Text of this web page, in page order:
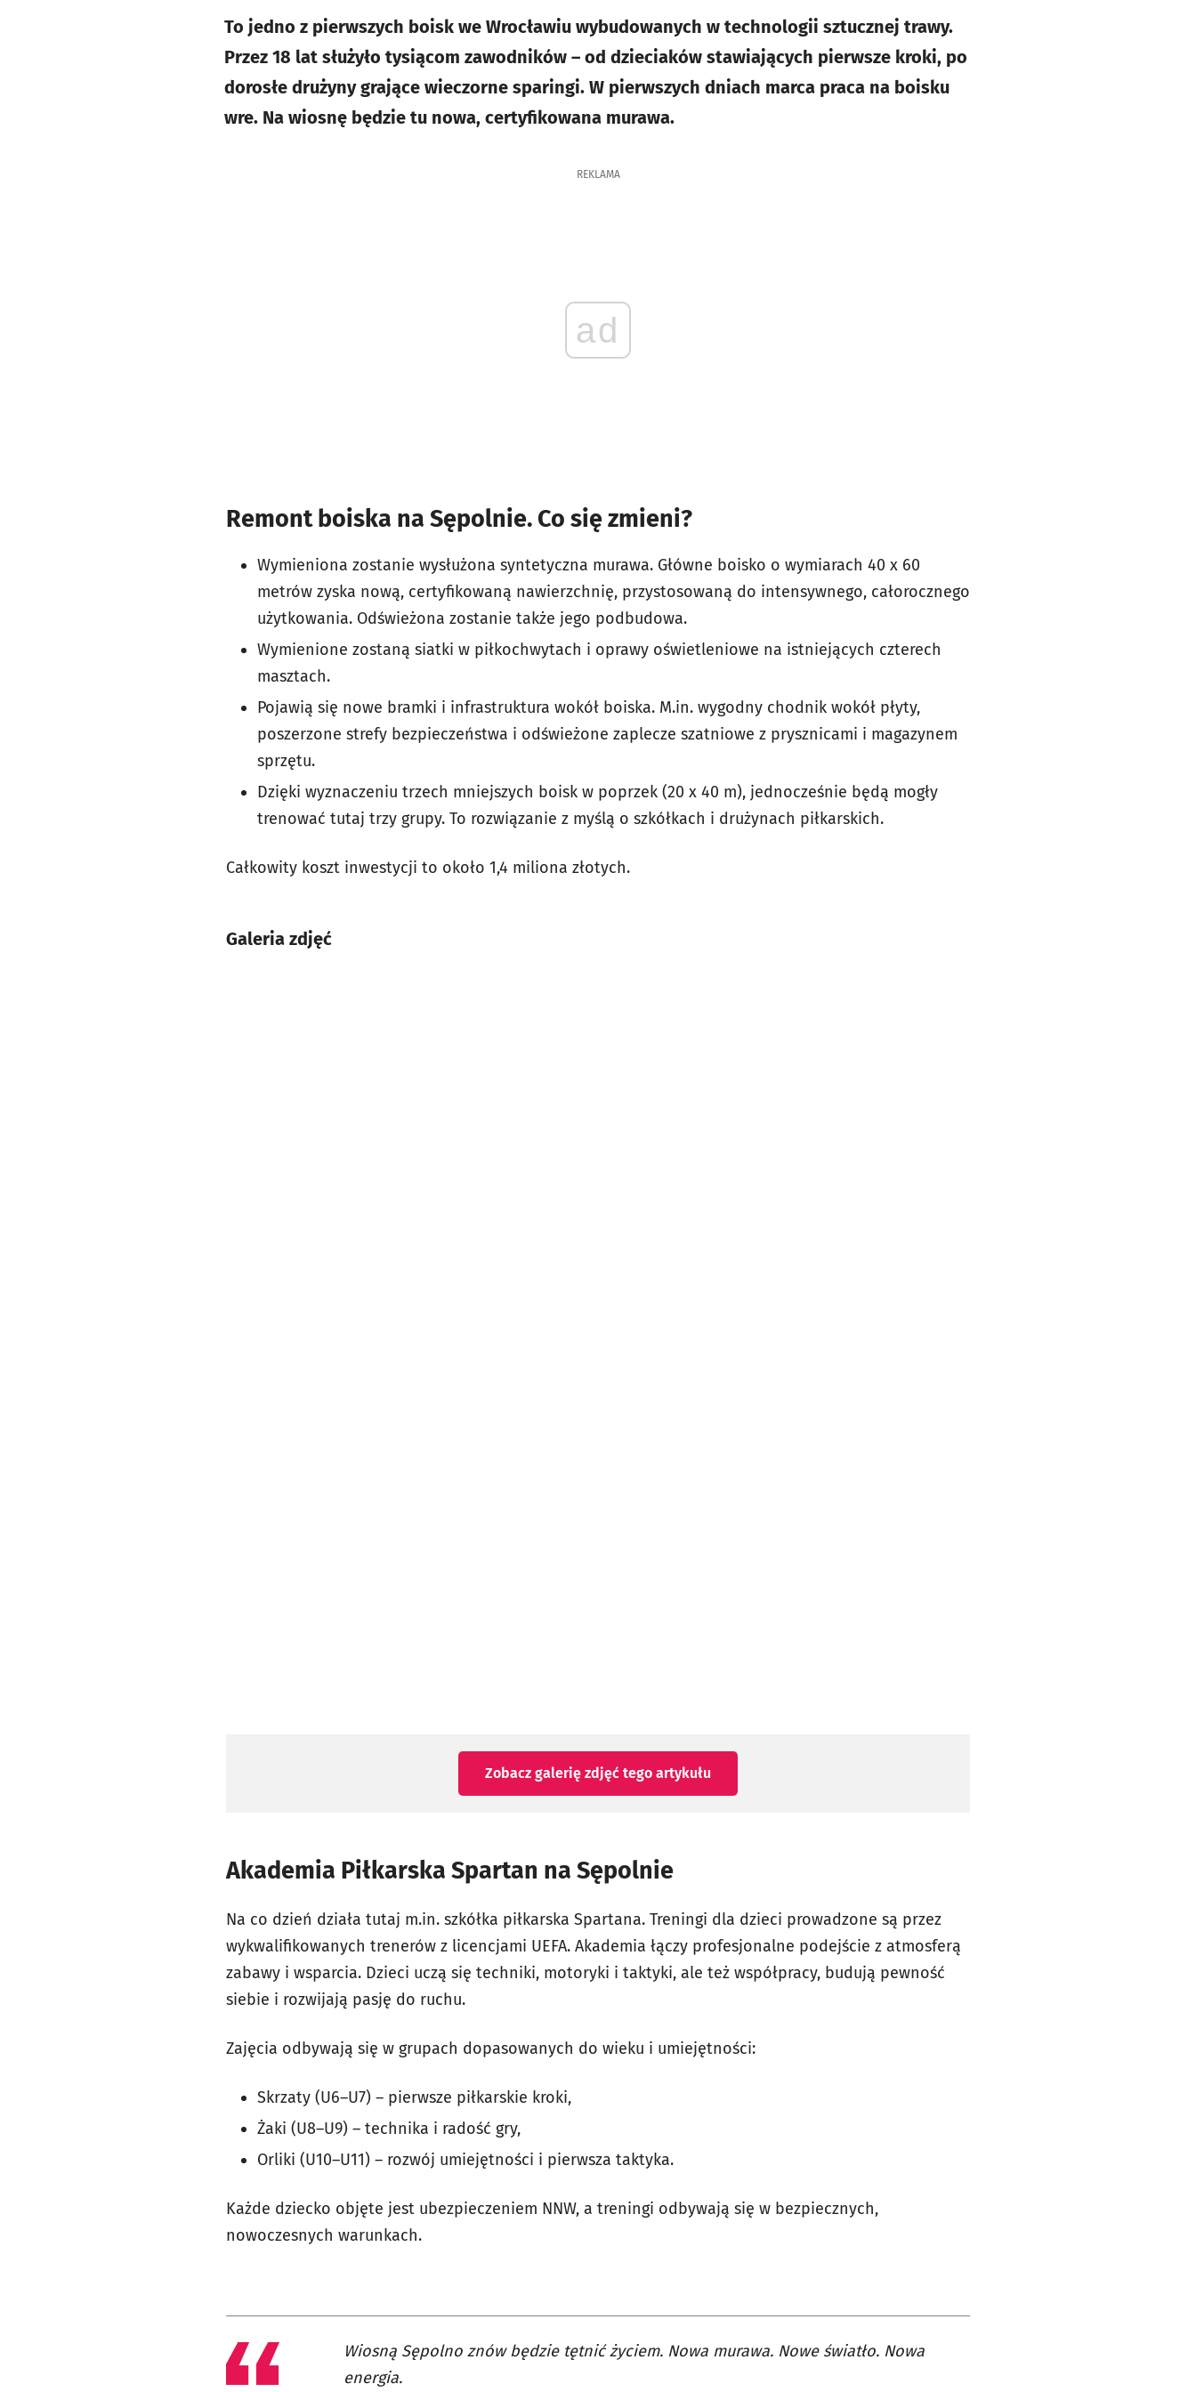
To jedno z pierwszych boisk we Wrocławiu wybudowanych w technologii sztucznej trawy.
Przez 18 lat służyło tysiącom zawodników – od dzieciaków stawiających pierwsze kroki, po
dorosłe drużyny grające wieczorne sparingi. W pierwszych dniach marca praca na boisku
wre. Na wiosnę będzie tu nowa, certyfikowana murawa.
REKLAMA
ad
Remont boiska na Sępolnie. Co się zmieni?
Wymieniona zostanie wysłużona syntetyczna murawa. Główne boisko o wymiarach 40 x 60
metrów zyska nową, certyfikowaną nawierzchnię, przystosowaną do intensywnego, całorocznego
użytkowania. Odświeżona zostanie także jego podbudowa.
Wymienione zostaną siatki w piłkochwytach i oprawy oświetleniowe na istniejących czterech
masztach.
Pojawią się nowe bramki i infrastruktura wokół boiska. M.in. wygodny chodnik wokół płyty,
poszerzone strefy bezpieczeństwa i odświeżone zaplecze szatniowe z prysznicami i magazynem
sprzętu.
Dzięki wyznaczeniu trzech mniejszych boisk w poprzek (20 x 40 m), jednocześnie będą mogły
trenować tutaj trzy grupy. To rozwiązanie z myślą o szkółkach i drużynach piłkarskich.
Całkowity koszt inwestycji to około 1,4 miliona złotych.
Galeria zdjęć
Zobacz galerię zdjęć tego artykułu
Akademia Piłkarska Spartan na Sępolnie
Na co dzień działa tutaj m.in. szkółka piłkarska Spartana. Treningi dla dzieci prowadzone są przez
wykwalifikowanych trenerów z licencjami UEFA. Akademia łączy profesjonalne podejście z atmosferą
zabawy i wsparcia. Dzieci uczą się techniki, motoryki i taktyki, ale też współpracy, budują pewność
siebie i rozwijają pasję do ruchu.
Zajęcia odbywają się w grupach dopasowanych do wieku i umiejętności:
Skrzaty (U6–U7) – pierwsze piłkarskie kroki,
Żaki (U8–U9) – technika i radość gry,
Orliki (U10–U11) – rozwój umiejętności i pierwsza taktyka.
Każde dziecko objęte jest ubezpieczeniem NNW, a treningi odbywają się w bezpiecznych,
nowoczesnych warunkach.
Wiosną Sępolno znów będzie tętnić życiem. Nowa murawa. Nowe światło. Nowa
energia.